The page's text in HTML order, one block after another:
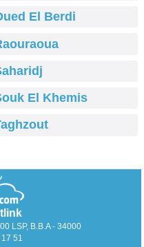
El Berdi
El Khemis
LSP, B.B.A - 34000
51